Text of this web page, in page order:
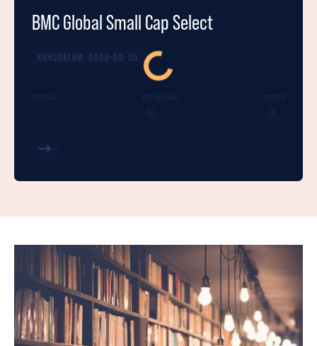
BMC Global Small Cap Select
KURSDATUM: 0000-00-00